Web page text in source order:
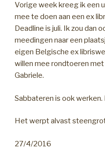
Vorige week kreeg ik een
mee te doen aan een ex
Deadline is juli. Ik zou dan
meedingen naar een
eigen Belgische ex
willen mee rondtoeren
Gabriele.
Sabbateren is ook werken.
Het werpt alvast
27/4/2016